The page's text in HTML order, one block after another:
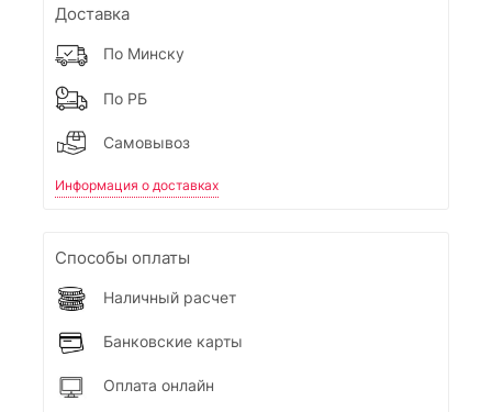
Доставка
По Минску
По РБ
Самовывоз
Информация о доставках
Способы оплаты
Наличный расчет
Банковские карты
Оплата онлайн